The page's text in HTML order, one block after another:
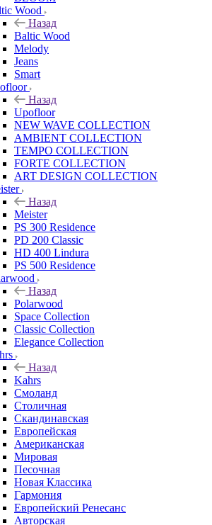
Wood
Назад
Baltic Wood
Melody
Jeans
Smart
Назад
Upofloor
NEW WAVE COLLECTION
AMBIENT COLLECTION
TEMPO COLLECTION
FORTE COLLECTION
ART DESIGN COLLECTION
Назад
Meister
PS 300 Residence
PD 200 Classic
HD 400 Lindura
PS 500 Residence
Назад
Polarwood
Space Collection
Classic Collection
Elegance Collection
Назад
Kahrs
Смоланд
Столичная
Скандинавская
Европейская
Американская
Мировая
Песочная
Новая Классика
Гармония
Европейский Ренесанс
Авторская